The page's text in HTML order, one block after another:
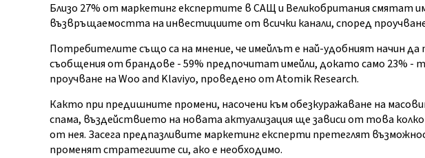
Близо 27% от маркетинг експертите в САЩ и Великобритания смятат
възвръщаемостта на инвестициите от всички канали, според
Потребителите също са на мнение, че имейлът е най-удобният начин да
съобщения от брандове - 59% предпочитат имейли, докато само 23% -
проучване на Woo and Klaviyo, проведено от Atomik Research.
Както при предишните промени, насочени към обезкуражаване на
спама, въздействието на новата актуализация ще зависи от това
от нея. Засега предпазливите маркетинг експерти претеглят
променят стратегиите си, ако е необходимо.